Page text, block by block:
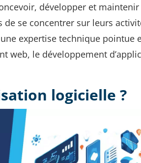
développer et
se concentrer sur leurs
expertise technique pointue
web, le développement
logicielle ?